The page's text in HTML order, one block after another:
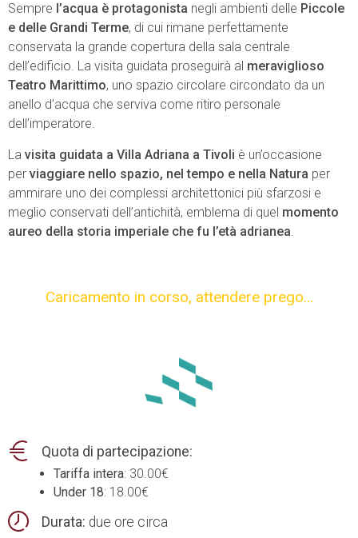
Sempre l’acqua è protagonista negli ambienti delle Piccole
e delle Grandi Terme, di cui rimane perfettamente
conservata la grande copertura della sala centrale
dell’edificio. La visita guidata proseguirà al meraviglioso
Teatro Marittimo, uno spazio circolare circondato da un
anello d’acqua che serviva come ritiro personale
dell’imperatore.
La visita guidata a Villa Adriana a Tivoli è un’occasione
per viaggiare nello spazio, nel tempo e nella Natura per
ammirare uno dei complessi architettonici più sfarzosi e
meglio conservati dell’antichità, emblema di quel momento
aureo della storia imperiale che fu l’età adrianea
Caricamento in corso, attendere prego...
Quota di partecipazione:
Tariffa intera: 30.00€
Under 18: 18.00€
Durata: due ore circa